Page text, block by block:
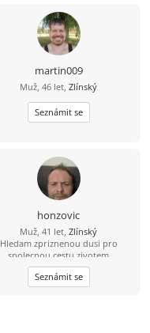
martin009
Muž, 46 let, Zlínský
Seznámit se
honzovic
Muž, 41 let, Zlínský
Hledam zpriznenou dusi pro
spolecnou cestu zivotem
Seznámit se